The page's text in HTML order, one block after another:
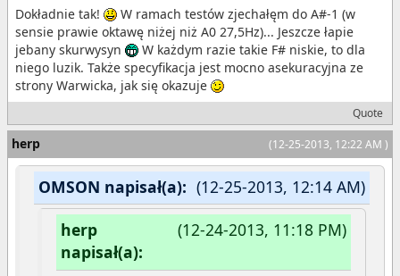
Dokładnie tak!
W ramach testów zjechałęm do A#-1 (w
sensie prawie oktawę niżej niż A0 27,5Hz)... Jeszcze łapie
jebany skurwysyn
W każdym razie takie F# niskie, to dla
niego luzik. Także specyfikacja jest mocno asekuracyjna ze
strony Warwicka, jak się okazuje
Quote
(12-25-2013, 12:22 AM )
herp
(12-25-2013, 12:14 AM)
OMSON napisał(a):
(12-24-2013, 11:18 PM)
herp
napisał(a):